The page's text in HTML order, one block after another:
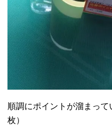
順調にポイントが溜まっ
枚）